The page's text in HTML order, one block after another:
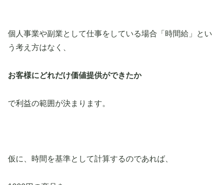
個人事業や副業として仕事をしている場合「時間給」とい
う考え方はなく、
お客様にどれだけ価値提供ができたか
で利益の範囲が決まります。
仮に、時間を基準として計算するのであれば、